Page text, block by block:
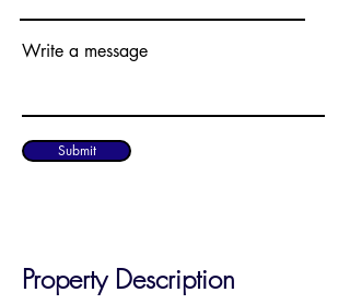
Write a message
Submit
Property Description